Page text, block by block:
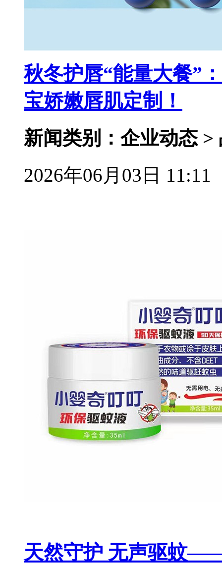
秋冬护唇“能量大餐”
宝娇嫩唇肌定制！
新闻类别：企业动态 >
2026年06月03日 11:11
天然守护 无声驱蚊